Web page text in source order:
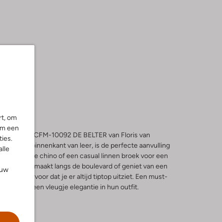
om
een
met de CFM-10092 DE BELTER van Floris van
een binnenkant van leer, is de perfecte aanvulling
een lichte chino of een casual linnen broek voor een
maakt langs de boulevard of geniet van een
zorgt ervoor dat je er altijd tiptop uitziet. Een must-
van een vleugje elegantie in hun outfit.